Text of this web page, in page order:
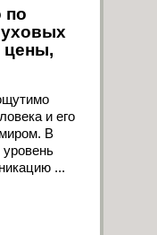
по
цены,
и его
В
...